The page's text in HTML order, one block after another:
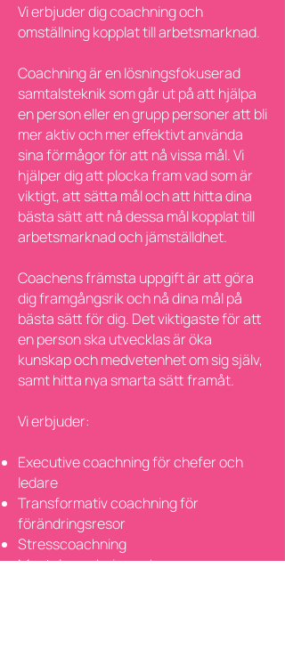
Vi erbjuder dig coachning och
omställning kopplat till arbetsmarknad.
Coachning är en lösningsfokuserad
samtalsteknik som går ut på att hjälpa
en person eller en grupp personer att bli
mer aktiv och mer effektivt använda
sina förmågor för att nå vissa mål. Vi
hjälper dig att plocka fram vad som är
viktigt, att sätta mål och att hitta dina
bästa sätt att nå dessa mål kopplat till
arbetsmarknad och jämställdhet.
Coachens främsta uppgift är att göra
dig framgångsrik och nå dina mål på
bästa sätt för dig. Det viktigaste för att
en person ska utvecklas är öka
kunskap och medvetenhet om sig själv,
samt hitta nya smarta sätt framåt.
Vi erbjuder:
Executive coachning för chefer och
ledare
Transformativ coachning för
förändringsresor
Stresscoachning
Mental coachning och